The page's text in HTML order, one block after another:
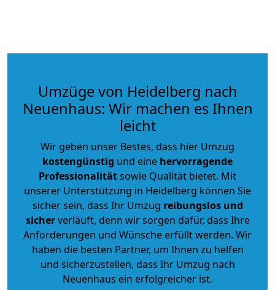
Umzüge von Heidelberg nach
Neuenhaus: Wir machen es Ihnen
leicht
Wir geben unser Bestes, dass hier Umzug
kostengünstig und eine hervorragende
Professionalitätsowie Qualität bietet. Mit
unserer Unterstützung in Heidelberg können Sie
sicher sein, dass Ihr Umzug reibungslos und
sicherverläuft, denn wir sorgen dafür, dass Ihre
Anforderungen und Wünsche erfüllt werden. Wir
haben die besten Partner, um Ihnen zu helfen
und sicherzustellen, dass Ihr Umzug nach
Neuenhaus ein erfolgreicher ist.